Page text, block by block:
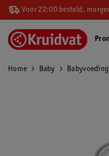
Voor 22:00 besteld,
Home Baby